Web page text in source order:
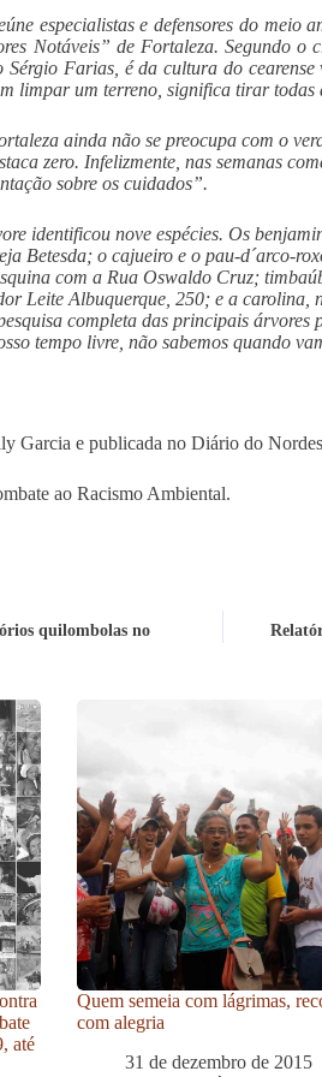
especialistas e defensores do meio
Notáveis” de Fortaleza. Segundo
Sérgio Farias, é da cultura do
limpar um terreno, significa tirar todas
ainda não se preocupa com o
zero. Infelizmente, nas semanas
sobre os cuidados”.
identificou nove espécies. Os
Betesda; o cajueiro e o pau-d´arco-
com a Rua Oswaldo Cruz;
Leite Albuquerque, 250; e a carolina,
completa das principais
tempo livre, não sabemos quando
Garcia e publicada no Diário do
ao Racismo Ambiental.
quilombolas no
até
Quem semeia com lágrimas,
com alegria
31 de dezembro de 2015